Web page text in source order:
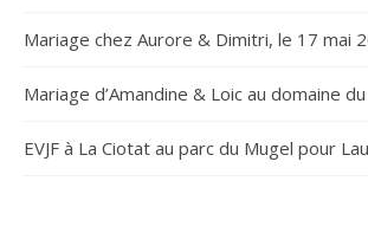
Mariage chez Aurore & Dimitri, le 17 mai
Mariage d’Amandine & Loic au domaine
EVJF à La Ciotat au parc du Mugel pour